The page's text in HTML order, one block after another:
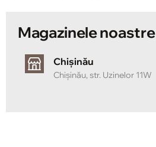
Magazinele noastre
Chișinău
Chișinău, str. Uzinelor 11W